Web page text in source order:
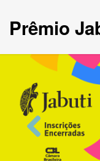
Prêmio